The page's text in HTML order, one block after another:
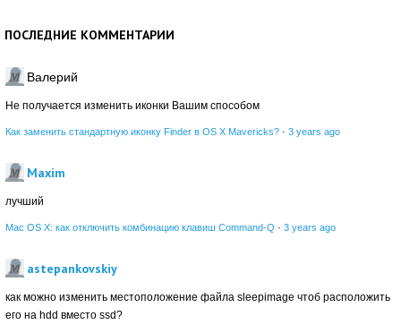
ПОСЛЕДНИЕ КОММЕНТАРИИ
Валерий
Не получается изменить иконки Вашим способом
Как заменить стандартную иконку Finder в OS X Mavericks? · 3 years ago
Maxim
лучший
Mac OS X: как отключить комбинацию клавиш Command-Q · 3 years ago
astepankovskiy
как можно изменить местоположение файла sleepimage чтоб расположить
его на hdd вместо ssd?